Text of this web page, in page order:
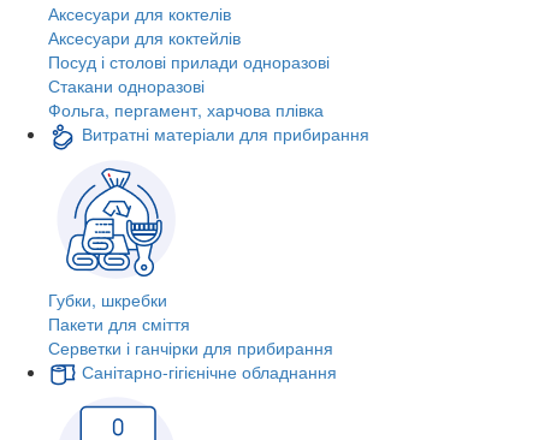
Аксесуари для коктелів
Аксесуари для коктейлів
Посуд і столові прилади одноразові
Стакани одноразові
Фольга, пергамент, харчова плівка
Витратні матеріали для прибирання
Губки, шкребки
Пакети для сміття
Серветки і ганчірки для прибирання
Санітарно-гігієнічне обладнання